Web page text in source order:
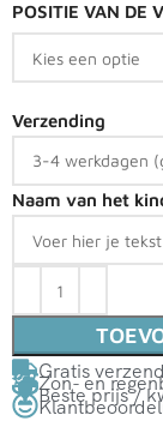
POSITIE VAN DE
Verzending
Naam van het
Gratis
Zon- en
Beste prijs /